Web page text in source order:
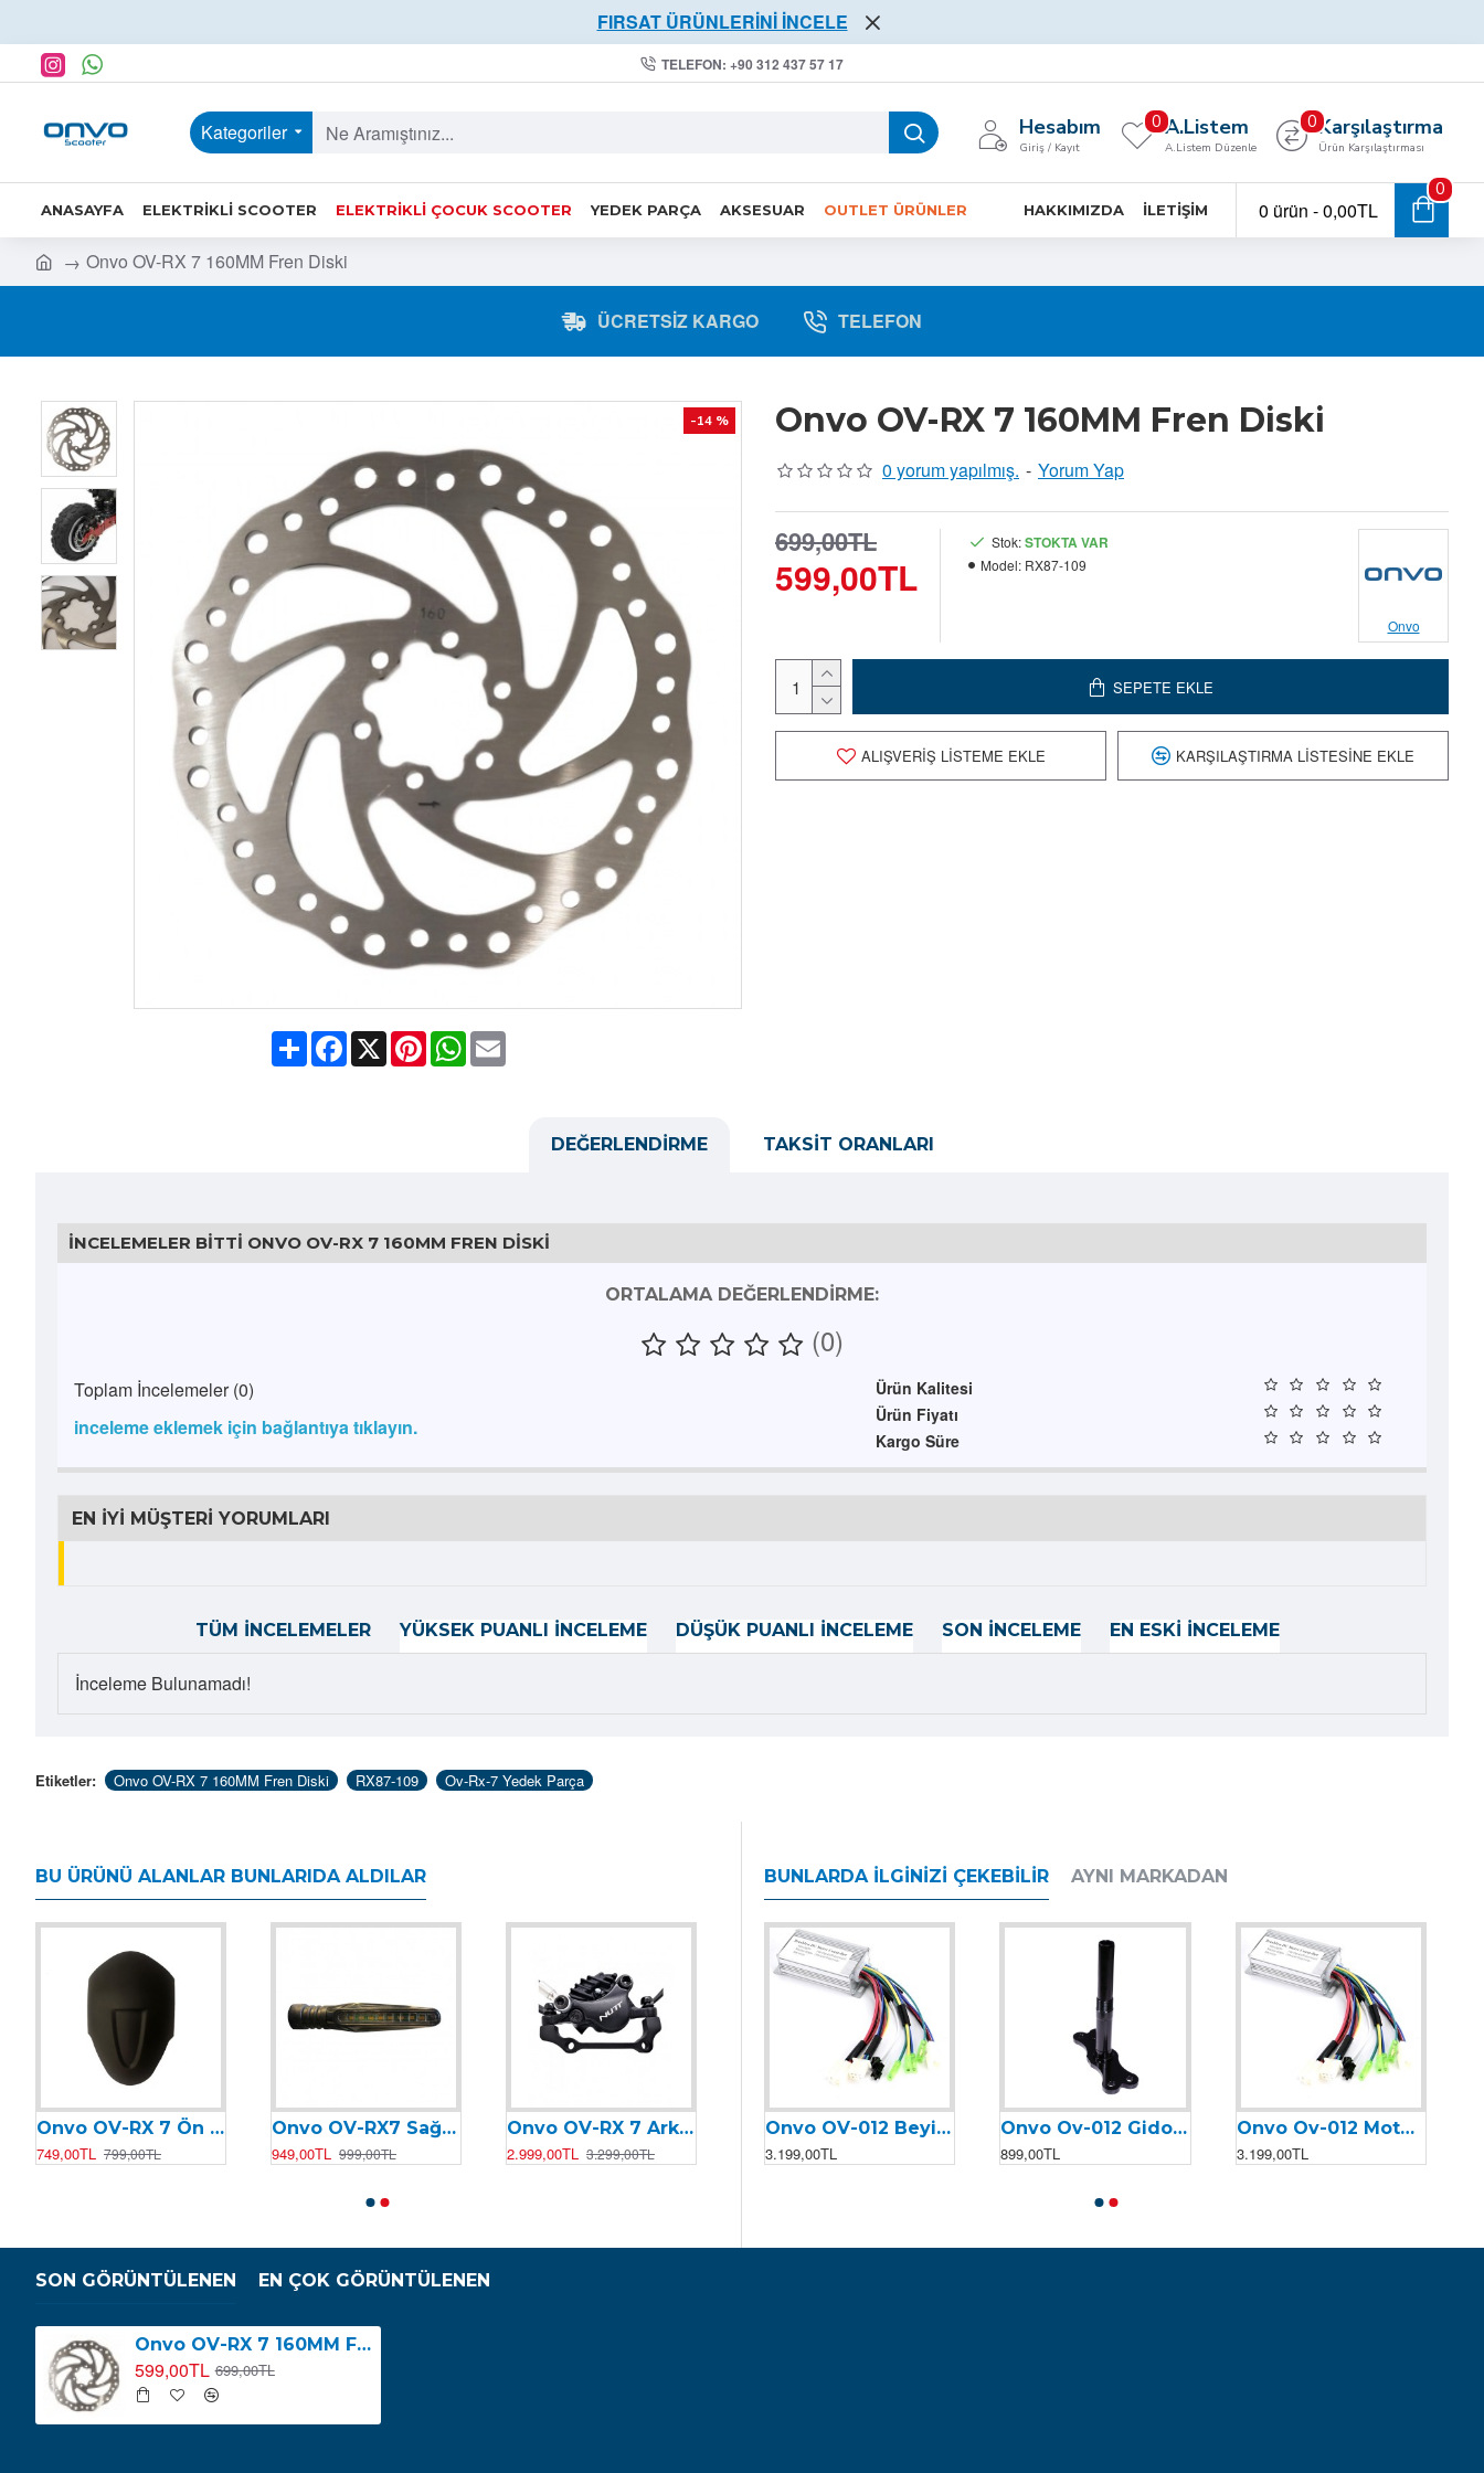
FIRSAT ÜRÜNLERİNİ İNCELE
TELEFON: +90 312 437 57 17
Kategoriler Hesabım
Giriş / Kayıt
A.Listem
A.Listem Düzenle
0 Karşılaştırma
Ürün Karşılaştırması
0
ANASAYFA ELEKTRIKLI SCOOTER ELEKTRIKLI ÇOCUK SCOOTER YEDEK PARÇA AKSESUAR OUTLET ÜRÜNLER HAKKIMIZDA İLETIŞIM 0 ürün - 0,00TL
0
Onvo OV-RX 7 160MM Fren Diski
ÜCRETSIZ KARGO TELEFON
-14 %
ShareFacebook
X PinterestWhatsApp
Email
Onvo OV-RX 7 160MM Fren Diski
0 yorum yapılmış. - Yorum Yap
599,00TL
699,00TL Stok:STOKTA VAR
Model: RX87-109
Onvo
SEPETE EKLE
ALIŞVERIŞ LISTEME EKLE KARŞILAŞTIRMA LISTESINE EKLE
DEĞERLENDIRME TAKSIT ORANLARI
İNCELEMELER BITTI ONVO OV-RX 7 160MM FREN DISKI
ORTALAMA DEĞERLENDIRME:
(0)
Toplam İncelemeler (0)
inceleme eklemek için bağlantıya tıklayın.
Ürün Kalitesi
Ürün Fiyatı
Kargo Süre
EN İYI MÜŞTERI YORUMLARI
TÜM İNCELEMELER YÜKSEK PUANLI İNCELEME DÜŞÜK PUANLI İNCELEME SON İNCELEME EN ESKI İNCELEME
İnceleme Bulunamadı!
Etiketler: Onvo OV-RX 7 160MM Fren Diski RX87-109 Ov-Rx-7 Yedek Parça
BU ÜRÜNÜ ALANLAR BUNLARIDA ALDILAR
Onvo OV-RX 7 Ön Çamurluk
749,00TL 799,00TL
Onvo OV-RX7 Sağ & Sol Sinyal (Tek Adet)
949,00TL 999,00TL
Onvo OV-RX 7 Arka Fren Kaliperi
2.999,00TL 3.299,00TL
BUNLARDA İLGINIZI ÇEKEBILIR AYNI MARKADAN
2.499,00TL 2.599,00TL
2.199,00TL
2.399,00TL 2.499,00TL
Onvo OV-012 Beyin (2024)
3.199,00TL
Onvo Ov-012 Gidon Çatalı
899,00TL
Onvo Ov-012 Motor Kontrolcüsü (Beyin) (2023)
3.199,00TL
SON GÖRÜNTÜLENEN EN ÇOK GÖRÜNTÜLENEN
Onvo OV-RX 7 160MM Fren Diski
599,00TL 699,00TL